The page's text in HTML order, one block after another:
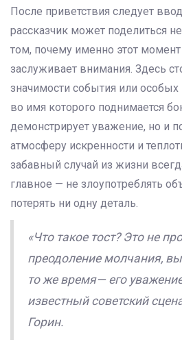
После приветствия следует
рассказчик может поделиться
том, почему именно этот
заслуживает внимания. Здесь
значимости события или особых
во имя которого поднимается
демонстрирует уважение, но и
атмосферу искренности и
забавный случай из жизни
главное — не злоупотреблять
потерять ни одну деталь.
«Что такое тост? Это не
преодоление молчания,
то же время— его
известный советский
Горин.